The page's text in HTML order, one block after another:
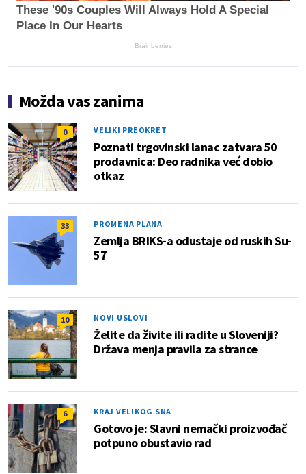
These '90s Couples Will Always Hold A Special
Place In Our Hearts
Brainberries
Možda vas zanima
0 VELIKI PREOKRET
Poznati trgovinski lanac zatvara 50
prodavnica: Deo radnika već dobio
otkaz
33 PROMENA PLANA
Zemlja BRIKS-a odustaje od ruskih Su-
57
10 NOVI USLOVI
Želite da živite ili radite u Sloveniji?
Država menja pravila za strance
6 KRAJ VELIKOG SNA
Gotovo je: Slavni nemački proizvođač
potpuno obustavio rad